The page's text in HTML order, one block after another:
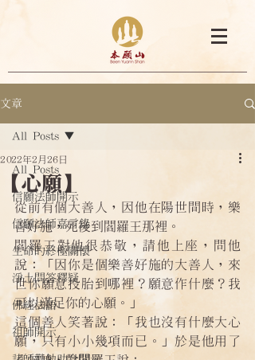
文章
All Posts
信願法師開示
信願法師嘉言錄
生命的終極關懷
淨土問答釋疑
佛經法語
祖師開示
All Posts
【心願】
2022年2月26日
從前有個大善人，因他在陽世間時，樂
善好施，死後到閻羅王那裡。
閻羅王對他很恭敬，請他上座，問他
說：「因你是個樂善好施的大善人，來
世你願意投胎到哪裡？願意作什麼？我
可以滿足你的心願。」
這個善人笑著說：「我也沒有什麼大心
願，只有小小幾項而已。」於是他用了